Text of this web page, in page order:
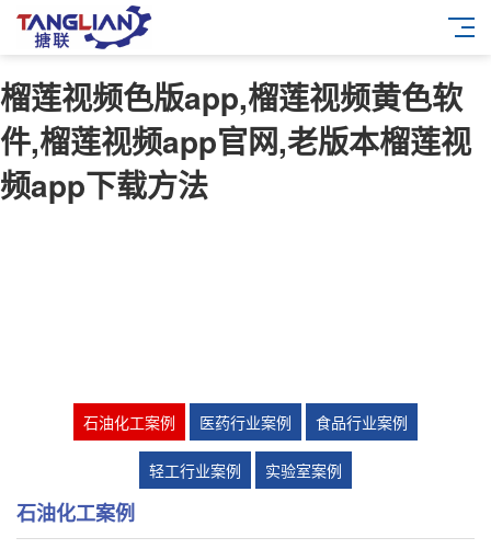
榴莲视频色版app,榴莲视频黄色软
件,榴莲视频app官网,老版本榴莲视
频app下载方法
石油化工案例 医药行业案例 食品行业案例
轻工行业案例 实验室案例
石油化工案例